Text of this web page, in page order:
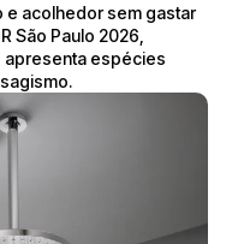
e acolhedor sem gastar
São Paulo 2026,
apresenta espécies